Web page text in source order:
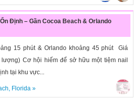
Định – Gần Cocoa Beach & Orlando
15 phút & Orlando khoảng 45 phút Giá
Cơ hội hiếm để sở hữu một tiệm nail
tại khu vực...
, Florida»